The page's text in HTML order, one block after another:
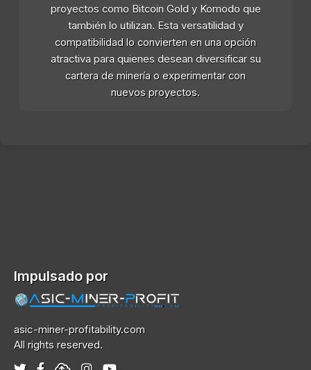
proyectos como Bitcoin Gold y Komodo que
también lo utilizan. Esta versatilidad y
compatibilidad lo convierten en una opción
atractiva para quienes desean diversificar su
cartera de minería o experimentar con
nuevos proyectos.
Impulsado por
asic-miner-profitability.com
All rights reserved.